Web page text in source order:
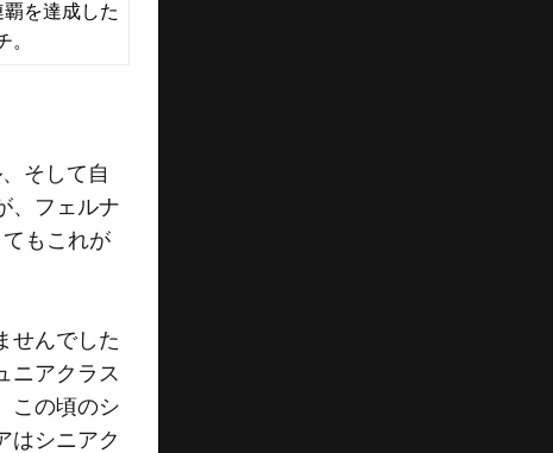
を達成した
そして自
、フェルナ
もこれが
せんでした
ニアクラス
この頃のシ
はシニアク